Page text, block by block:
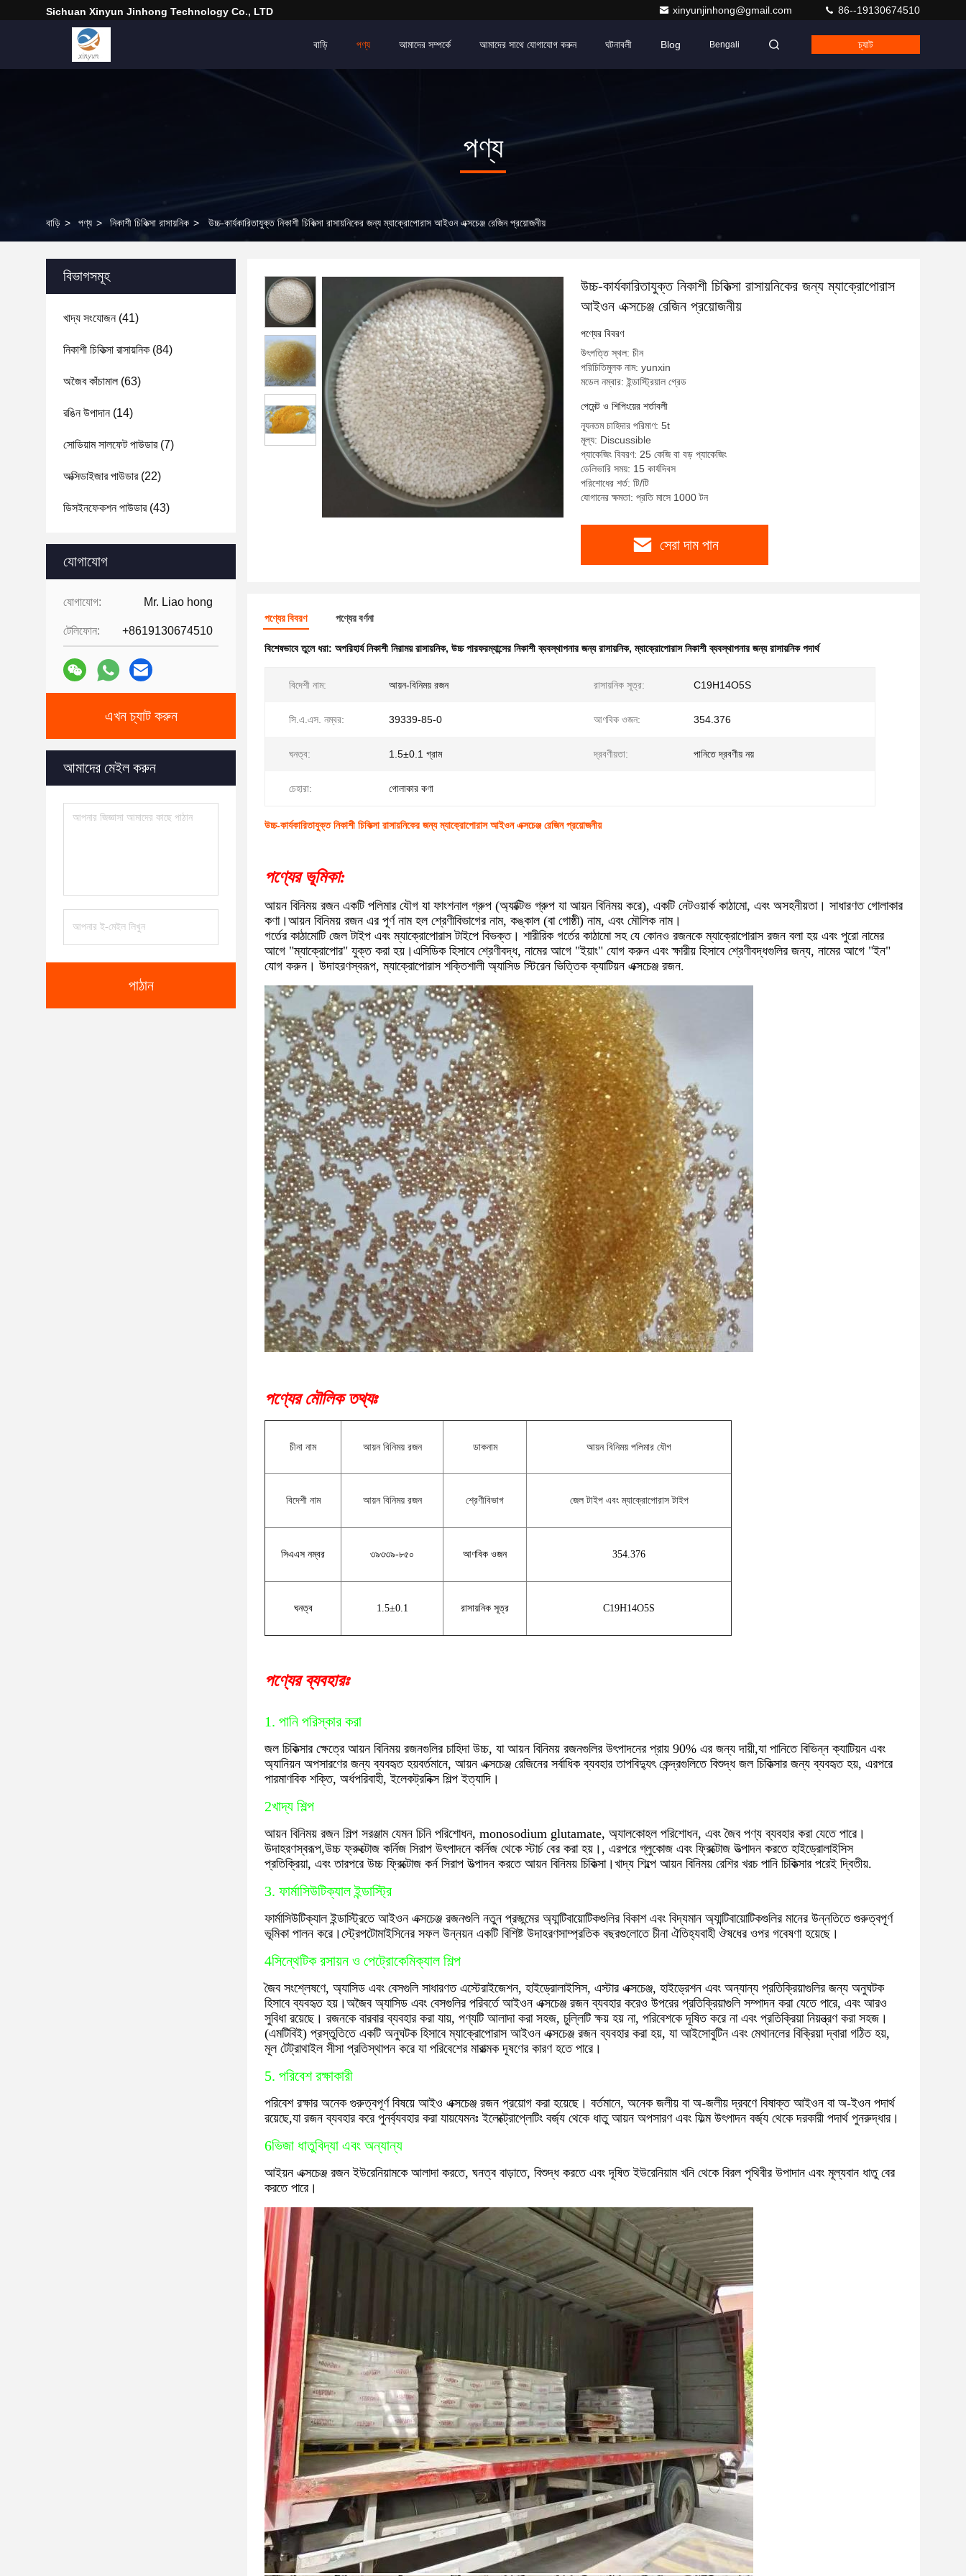
Sichuan Xinyun Jinhong Technology Co., LTD xinyunjinhong@gmail.com 86--19130674510
বাড়ি পণ্য আমাদের সম্পর্কে আমাদের সাথে যোগাযোগ করুন ঘটনাবলী Blog Bengali চ্যাট
পণ্য
বাড়ি > পণ্য > নিকাশী চিকিত্সা রাসায়নিক > উচ্চ-কার্যকারিতাযুক্ত নিকাশী চিকিত্সা রাসায়নিকের জন্য ম্যাক্রোপোরাস আইওন এক্সচেঞ্জ রেজিন প্রয়োজনীয়
বিভাগসমূহ
খাদ্য সংযোজন(41)
নিকাশী চিকিত্সা রাসায়নিক (84)
অজৈব কাঁচামাল(63)
রঙিন উপাদান(14)
সোডিয়াম সালফেট পাউডার(7)
অক্সিডাইজার পাউডার(22)
ডিসইনফেকশন পাউডার(43)
যোগাযোগ
যোগাযোগ: Mr. Liao hong
টেলিফোন: +8619130674510
এখন চ্যাট করুন
আমাদের মেইল করুন
পাঠান
উচ্চ-কার্যকারিতাযুক্ত নিকাশী চিকিত্সা রাসায়নিকের জন্য ম্যাক্রোপোরাস
আইওন এক্সচেঞ্জ রেজিন প্রয়োজনীয়
পণ্যের বিবরণ
উৎপত্তি স্থল: চীন
পরিচিতিমুলক নাম: yunxin
মডেল নম্বার: ইন্ডাস্ট্রিয়াল গ্রেড
পেমেন্ট ও শিপিংয়ের শর্তাবলী
ন্যূনতম চাহিদার পরিমাণ: 5t
মূল্য: Discussible
প্যাকেজিং বিবরণ: 25 কেজি বা বড় প্যাকেজিং
ডেলিভারি সময়: 15 কার্যদিবস
পরিশোধের শর্ত: টি/টি
যোগানের ক্ষমতা: প্রতি মাসে 1000 টন
সেরা দাম পান
পণ্যের বিবরণ পণ্যের বর্ণনা
বিশেষভাবে তুলে ধরা: অপরিহার্য নিকাশী নিরাময় রাসায়নিক, উচ্চ পারফরম্যান্সের নিকাশী ব্যবস্থাপনার জন্য রাসায়নিক,ম্যাক্রোপোরাস নিকাশী ব্যবস্থাপনার জন্য রাসায়নিক পদার্থ
বিদেশী নাম: আয়ন-বিনিময় রজন রাসায়নিক সূত্র: C19H14O5S
সি.এ.এস. নম্বর: 39339-85-0 আণবিক ওজন: 354.376
ঘনত্ব: 1.5±0.1 গ্রাম দ্রবণীয়তা: পানিতে দ্রবণীয় নয়
চেহারা: গোলাকার কণা
উচ্চ-কার্যকারিতাযুক্ত নিকাশী চিকিত্সা রাসায়নিকের জন্য ম্যাক্রোপোরাস আইওন এক্সচেঞ্জ রেজিন প্রয়োজনীয়
পণ্যের ভূমিকা:
আয়ন বিনিময় রজন একটি পলিমার যৌগ যা ফাংশনাল গ্রুপ (অ্যাক্টিভ গ্রুপ যা আয়ন বিনিময় করে), একটি নেটওয়ার্ক কাঠামো, এবং অসহনীয়তা। সাধারণত গোলাকার
কণা।আয়ন বিনিময় রজন এর পূর্ণ নাম হল শ্রেণীবিভাগের নাম, কঙ্কাল (বা গোষ্ঠী) নাম, এবং মৌলিক নাম।
গর্তের কাঠামোটি জেল টাইপ এবং ম্যাক্রোপোরাস টাইপে বিভক্ত। শারীরিক গর্তের কাঠামো সহ যে কোনও রজনকে ম্যাক্রোপোরাস রজন বলা হয় এবং পুরো নামের
আগে "ম্যাক্রোপোর" যুক্ত করা হয়।এসিডিক হিসাবে শ্রেণীবদ্ধ, নামের আগে "ইয়াং" যোগ করুন এবং ক্ষারীয় হিসাবে শ্রেণীবদ্ধগুলির জন্য, নামের আগে "ইন"
যোগ করুন। উদাহরণস্বরূপ, ম্যাক্রোপোরাস শক্তিশালী অ্যাসিড স্টিরেন ভিত্তিক ক্যাটিয়ন এক্সচেঞ্জ রজন.
পণ্যের মৌলিক তথ্যঃ
চীনা নাম আয়ন বিনিময় রজন ডাকনাম আয়ন বিনিময় পলিমার যৌগ
বিদেশী নাম আয়ন বিনিময় রজন শ্রেণীবিভাগ জেল টাইপ এবং ম্যাক্রোপোরাস টাইপ
সিএএস নম্বর ৩৯৩৩৯-৮৫০ আণবিক ওজন 354.376
ঘনত্ব 1.5±0.1 রাসায়নিক সূত্র C19H14O5S
পণ্যের ব্যবহারঃ
1. পানি পরিস্কার করা
জল চিকিত্সার ক্ষেত্রে আয়ন বিনিময় রজনগুলির চাহিদা উচ্চ, যা আয়ন বিনিময় রজনগুলির উৎপাদনের প্রায় 90% এর জন্য দায়ী,যা পানিতে বিভিন্ন ক্যাটিয়ন এবং
অ্যানিয়ন অপসারণের জন্য ব্যবহৃত হয়বর্তমানে, আয়ন এক্সচেঞ্জ রেজিনের সর্বাধিক ব্যবহার তাপবিদ্যুৎ কেন্দ্রগুলিতে বিশুদ্ধ জল চিকিত্সার জন্য ব্যবহৃত হয়, এরপরে
পারমাণবিক শক্তি, অর্ধপরিবাহী, ইলেকট্রনিক্স শিল্প ইত্যাদি।
2খাদ্য শিল্প
আয়ন বিনিময় রজন শিল্প সরঞ্জাম যেমন চিনি পরিশোধন, monosodium glutamate, অ্যালকোহল পরিশোধন, এবং জৈব পণ্য ব্যবহার করা যেতে পারে।
উদাহরণস্বরূপ,উচ্চ ফ্রুক্টোজ কর্নিজ সিরাপ উৎপাদনে কর্নিজ থেকে স্টার্চ বের করা হয়।, এরপরে গ্লুকোজ এবং ফ্রিক্টোজ উত্পাদন করতে হাইড্রোলাইসিস
প্রতিক্রিয়া, এবং তারপরে উচ্চ ফ্রিক্টোজ কর্ন সিরাপ উত্পাদন করতে আয়ন বিনিময় চিকিত্সা।খাদ্য শিল্পে আয়ন বিনিময় রেশির খরচ পানি চিকিত্সার পরেই দ্বিতীয়.
3. ফার্মাসিউটিক্যাল ইন্ডাস্ট্রি
ফার্মাসিউটিক্যাল ইন্ডাস্ট্রিতে আইওন এক্সচেঞ্জ রজনগুলি নতুন প্রজন্মের অ্যান্টিবায়োটিকগুলির বিকাশ এবং বিদ্যমান অ্যান্টিবায়োটিকগুলির মানের উন্নতিতে গুরুত্বপূর্ণ
ভূমিকা পালন করে।স্ট্রেপটোমাইসিনের সফল উন্নয়ন একটি বিশিষ্ট উদাহরণসাম্প্রতিক বছরগুলোতে চীনা ঐতিহ্যবাহী ঔষধের ওপর গবেষণা হয়েছে।
4সিন্থেটিক রসায়ন ও পেট্রোকেমিক্যাল শিল্প
জৈব সংশ্লেষণে, অ্যাসিড এবং বেসগুলি সাধারণত এস্টেরাইজেশন, হাইড্রোলাইসিস, এস্টার এক্সচেঞ্জ, হাইড্রেশন এবং অন্যান্য প্রতিক্রিয়াগুলির জন্য অনুঘটক
হিসাবে ব্যবহৃত হয়।অজৈব অ্যাসিড এবং বেসগুলির পরিবর্তে আইওন এক্সচেঞ্জ রজন ব্যবহার করেও উপরের প্রতিক্রিয়াগুলি সম্পাদন করা যেতে পারে, এবং আরও
সুবিধা রয়েছে। রজনকে বারবার ব্যবহার করা যায়, পণ্যটি আলাদা করা সহজ, চুল্লিটি ক্ষয় হয় না, পরিবেশকে দূষিত করে না এবং প্রতিক্রিয়া নিয়ন্ত্রণ করা সহজ।
(এমটিবিই) প্রস্তুতিতে একটি অনুঘটক হিসাবে ম্যাক্রোপোরাস আইওন এক্সচেঞ্জ রজন ব্যবহার করা হয়, যা আইসোবুটিন এবং মেথানলের বিক্রিয়া দ্বারা গঠিত হয়,
মূল টেট্রাথাইল সীসা প্রতিস্থাপন করে যা পরিবেশের মারাত্মক দূষণের কারণ হতে পারে।
5. পরিবেশ রক্ষাকারী
পরিবেশ রক্ষার অনেক গুরুত্বপূর্ণ বিষয়ে আইও এক্সচেঞ্জ রজন প্রয়োগ করা হয়েছে। বর্তমানে, অনেক জলীয় বা অ-জলীয় দ্রবণে বিষাক্ত আইওন বা অ-ইওন পদার্থ
রয়েছে,যা রজন ব্যবহার করে পুনর্ব্যবহার করা যায়যেমনঃ ইলেক্ট্রোপ্লেটিং বর্জ্য থেকে ধাতু আয়ন অপসারণ এবং ফিল্ম উৎপাদন বর্জ্য থেকে দরকারী পদার্থ পুনরুদ্ধার।
6ভিজা ধাতুবিদ্যা এবং অন্যান্য
আইয়ন এক্সচেঞ্জ রজন ইউরেনিয়ামকে আলাদা করতে, ঘনত্ব বাড়াতে, বিশুদ্ধ করতে এবং দূষিত ইউরেনিয়াম খনি থেকে বিরল পৃথিবীর উপাদান এবং মূল্যবান ধাতু বের
করতে পারে।